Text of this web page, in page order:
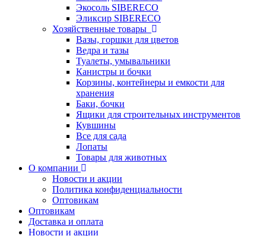
Экосоль SIBERECO
Эликсир SIBERECO
Хозяйственные товары
Вазы, горшки для цветов
Ведра и тазы
Туалеты, умывальники
Канистры и бочки
Корзины, контейнеры и емкости для
хранения
Баки, бочки
Ящики для строительных инструментов
Кувшины
Все для сада
Лопаты
Товары для животных
О компании
Новости и акции
Политика конфиденциальности
Оптовикам
Оптовикам
Доставка и оплата
Новости и акции